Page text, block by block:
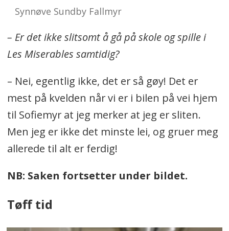
Synnøve Sundby Fallmyr
– Er det ikke slitsomt å gå på skole og spille i
Les Miserables samtidig?
– Nei, egentlig ikke, det er så gøy! Det er
mest på kvelden når vi er i bilen på vei hjem
til Sofiemyr at jeg merker at jeg er sliten.
Men jeg er ikke det minste lei, og gruer meg
allerede til alt er ferdig!
NB: Saken fortsetter under bildet.
Tøff tid